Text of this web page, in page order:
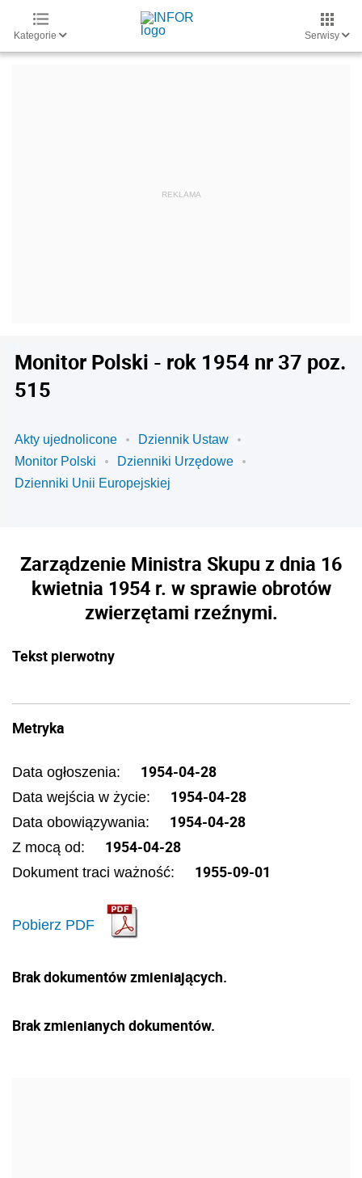
Kategorie Serwisy
Monitor Polski - rok 1954 nr 37 poz.
515
Akty ujednolicone
Dziennik Ustaw
Monitor Polski
Dzienniki Urzędowe
Dzienniki Unii Europejskiej
Zarządzenie Ministra Skupu z dnia 16
kwietnia 1954 r. w sprawie obrotów
zwierzętami rzeźnymi.
Tekst pierwotny
Metryka
Data ogłoszenia: 1954-04-28
Data wejścia w życie: 1954-04-28
Data obowiązywania: 1954-04-28
Z mocą od: 1954-04-28
Dokument traci ważność: 1955-09-01
Pobierz PDF
Brak dokumentów zmieniających.
Brak zmienianych dokumentów.